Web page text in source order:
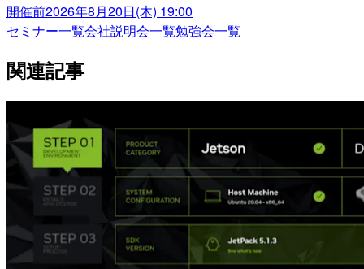
開催前2026年8月20日(木) 19:00
セミナー一覧会社説明会一覧勉強会一覧
関連記事